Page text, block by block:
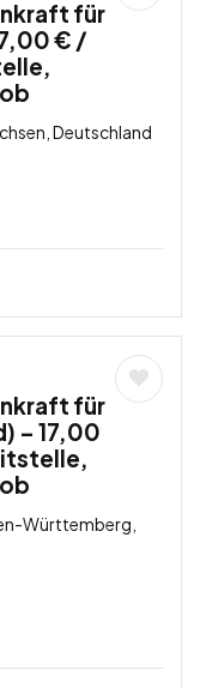
für
€ /
Deutschland
für
– 17,00
Württemberg,